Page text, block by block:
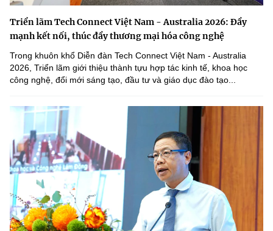
Triển lãm Tech Connect Việt Nam - Australia 2026: Đẩy
mạnh kết nối, thúc đẩy thương mại hóa công nghệ
Trong khuôn khổ Diễn đàn Tech Connect Việt Nam - Australia
2026, Triển lãm giới thiệu thành tựu hợp tác kinh tế, khoa học
công nghệ, đổi mới sáng tạo, đầu tư và giáo dục đào tạo...